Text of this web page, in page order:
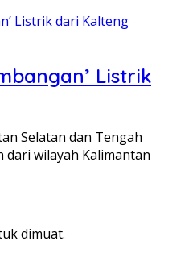
Listrik
Selatan dan Tengah
dari wilayah Kalimantan
dimuat.